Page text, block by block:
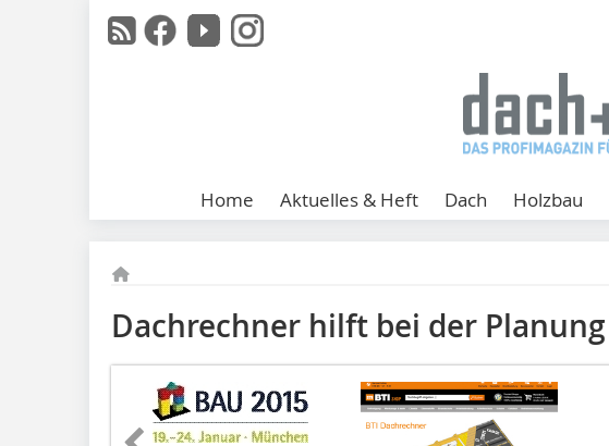
Home Aktuelles & Heft Dach Holzbau
Dachrechner hilft bei der Planung